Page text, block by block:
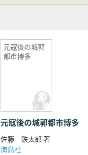
元寇後の城郭
都市博多
元寇後の城郭都市博多
佐藤 鉄太郎 著
海鳥社